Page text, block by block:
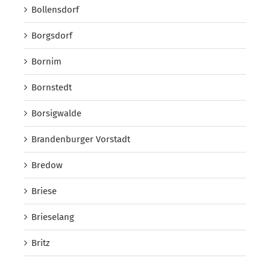
Bollensdorf
Borgsdorf
Bornim
Bornstedt
Borsigwalde
Brandenburger Vorstadt
Bredow
Briese
Brieselang
Britz